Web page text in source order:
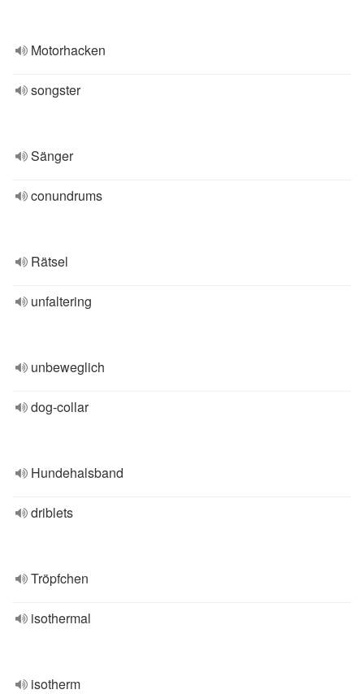
Motorhacken
songster
Sänger
conundrums
Rätsel
unfaltering
unbeweglich
dog-collar
Hundehalsband
driblets
Tröpfchen
isothermal
isotherm